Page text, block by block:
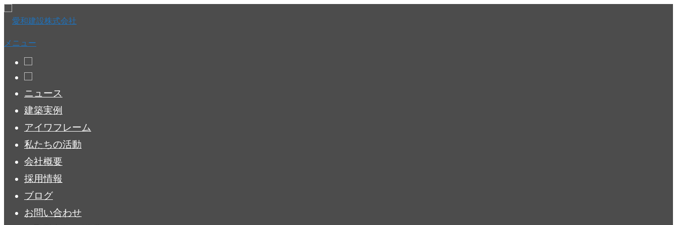
ン
メニュー
ニュース
建築実例
アイワフレーム
私たちの活動
会社概要
採用情報
ブログ
お問い合わせ